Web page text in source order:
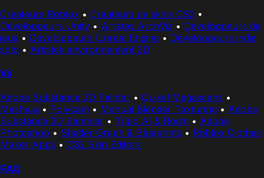
Créateurs Roblox • Créateurs de skins CS2 •
Développeurs Unity • Artistes ArchViz • Développeurs de
jeux • Développeurs Unreal Engine • Développeurs indie
solo • Artistes environnement 3D
Vs
Adobe Substance 3D Painter • Quixel Megascans •
Meshy.ai • Polycam • Manual Blender Texturing • Adobe
Substance 3D Sampler • Tripo AI & Rodin • Adobe
Photoshop • Shader Graph & Blueprints • Roblox Clothes
Maker Apps • CS2 Skin Editors
FAQ